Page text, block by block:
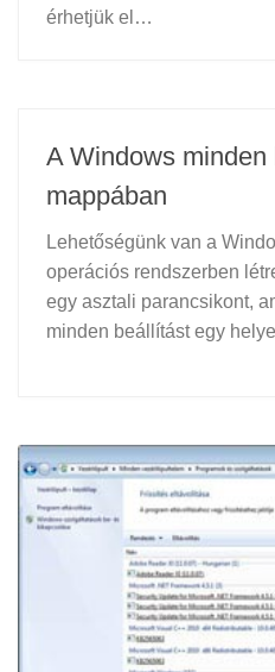
érhetjük el…
A Windows
mappában
Lehetőségünk van a
operációs rendszerben
egy asztali parancsikont,
minden beállítást egy